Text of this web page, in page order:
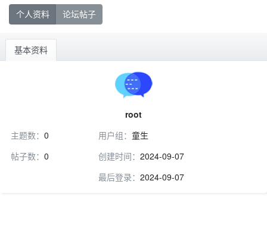
个人资料 论坛帖子
基本资料
root
主题数： 0
帖子数： 0
用户组：童生
创建时间：2024-09-07
最后登录：2024-09-07